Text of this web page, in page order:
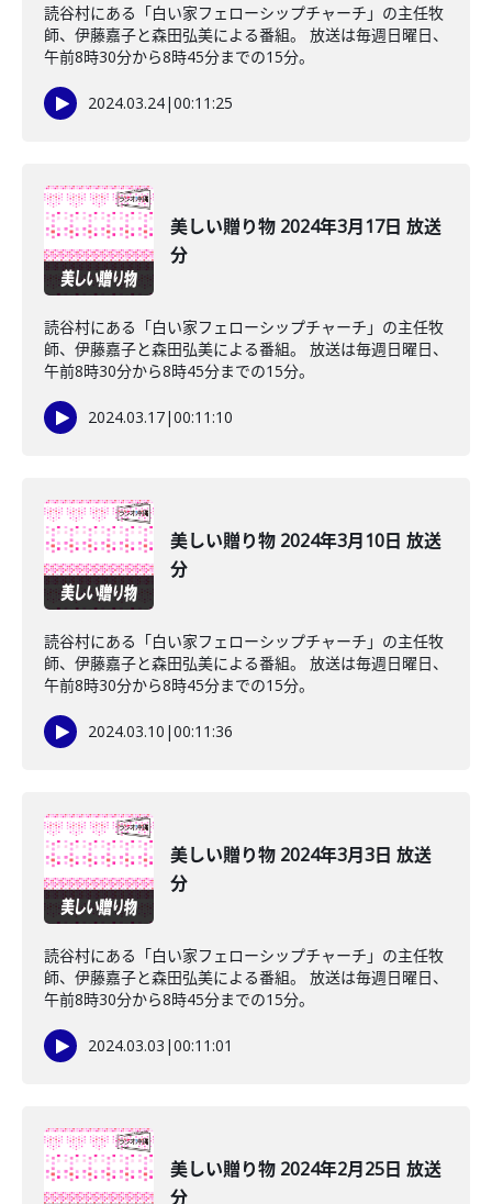
読谷村にある「白い家フェローシップチャーチ」の主任牧
師、伊藤嘉子と森田弘美による番組。 放送は毎週日曜日、
午前8時30分から8時45分までの15分。
2024.03.24|00:11:25
美しい贈り物 2024年3月17日 放送
分
読谷村にある「白い家フェローシップチャーチ」の主任牧
師、伊藤嘉子と森田弘美による番組。 放送は毎週日曜日、
午前8時30分から8時45分までの15分。
2024.03.17|00:11:10
美しい贈り物 2024年3月10日 放送
分
読谷村にある「白い家フェローシップチャーチ」の主任牧
師、伊藤嘉子と森田弘美による番組。 放送は毎週日曜日、
午前8時30分から8時45分までの15分。
2024.03.10 |00:11:36
美しい贈り物 2024年3月3日 放送
分
読谷村にある「白い家フェローシップチャーチ」の主任牧
師、伊藤嘉子と森田弘美による番組。 放送は毎週日曜日、
午前8時30分から8時45分までの15分。
2024.03.03 |00:11:01
美しい贈り物 2024年2月25日 放送
分